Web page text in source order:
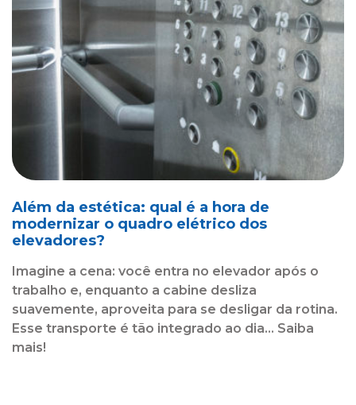
Além da estética: qual é a hora de
modernizar o quadro elétrico dos
elevadores?
Imagine a cena: você entra no elevador após o
trabalho e, enquanto a cabine desliza
suavemente, aproveita para se desligar da rotina.
Esse transporte é tão integrado ao dia... Saiba
mais!